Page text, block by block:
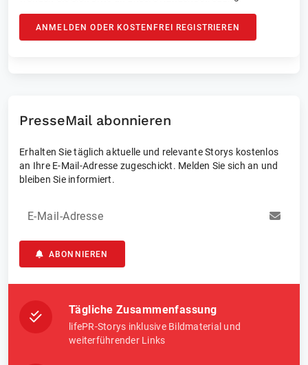
ANMELDEN ODER KOSTENFREI REGISTRIEREN
PresseMail abonnieren
Erhalten Sie täglich aktuelle und relevante Storys kostenlos
an Ihre E-Mail-Adresse zugeschickt. Melden Sie sich an und
bleiben Sie informiert.
E-Mail-Adresse
ABONNIEREN
Tägliche Zusammenfassung
lifePR-Storys inklusive Bildmaterial und
weiterführender Links